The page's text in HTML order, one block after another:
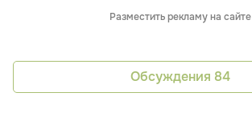
Разместить рекламу на сайте
Обсуждения 84